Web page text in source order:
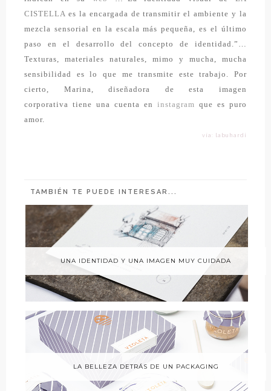
CISTELLA es la encargada de transmitir el ambiente y la
mezcla sensorial en la escala más pequeña, es el último
paso en el desarrollo del concepto de identidad.”…
Texturas, materiales naturales, mimo y mucha, mucha
sensibilidad es lo que me transmite este trabajo. Por
cierto, Marina, diseñadora de esta imagen
corporativa tiene una cuenta en instagram que es puro
amor.
vía: labuhardi
TAMBIÉN TE PUEDE INTERESAR...
UNA IDENTIDAD Y UNA IMAGEN MUY CUIDADA
LA BELLEZA DETRÁS DE UN PACKAGING